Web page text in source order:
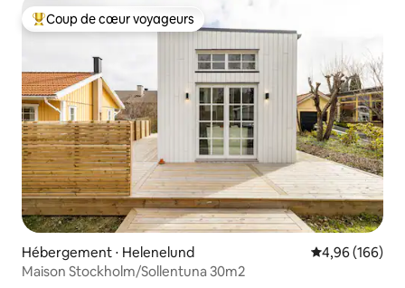
Coups de cœur voyageurs les plus appréciés
Coup de cœur voyageurs
Hébergement ⋅ Helenelund Évaluation
4,96 (166)
Maison Stockholm/Sollentuna 30m2